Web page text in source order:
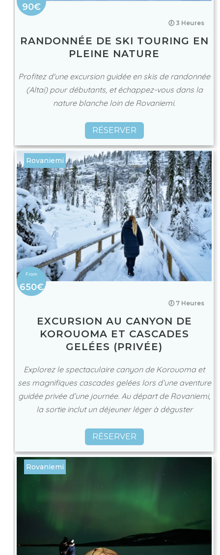
90€
🕖 3 Heures
RANDONNÉE DE SKI TOURING EN
PLEINE NATURE
Profitez d'une excursion guidée en skis de randonnée
(Altai) pour débutants, et échappez-vous dans la
nature blanche loin de Rovaniemi.
RÉSERVER
Rovaniemi
650€
🕖 7 Heures
EXCURSION AU CANYON DE
KOROUOMA ET CASCADES
GELÉES (PRIVÉE)
Explorez le spectaculaire canyon de Korouoma et
ses magnifiques cascades gelées lors d’une aventure
guidée privée d’une journée. Au départ de Rovaniemi,
la sortie inclut un déjeuner léger à déguster
RÉSERVER
Rovaniemi